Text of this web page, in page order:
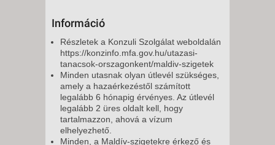
Információ
Részletek a Konzuli Szolgálat weboldalán
https://konzinfo.mfa.gov.hu/utazasi-
tanacsok-orszagonkent/maldiv-szigetek
Minden utasnak olyan útlevél szükséges,
amely a hazaérkezéstől számított
legalább 6 hónapig érvényes. Az útlevél
legalább 2 üres oldalt kell, hogy
tartalmazzon, ahová a vízum
elhelyezhető.
Minden, a Maldív-szigetekre érkező és